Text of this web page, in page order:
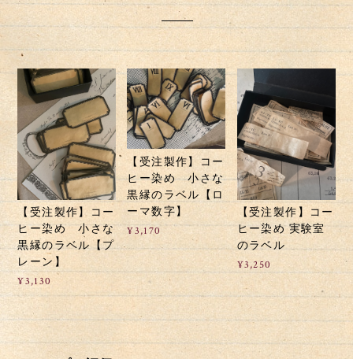
【受注製作】コー
ヒー染め 小さな
黒縁のラベル【プ
レーン】
¥3,130
【受注製作】コー
ヒー染め 小さな
黒縁のラベル【ロ
ーマ数字】
¥3,170
【受注製作】コー
ヒー染め 実験室
のラベル
¥3,250
ショップの評価
0